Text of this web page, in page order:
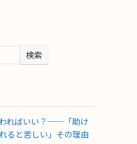
検索
ればいい？──「助け
ると苦しい」その理由